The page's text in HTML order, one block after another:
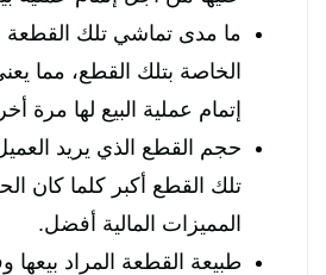
ما مدى تماشي تلك
الخاصة بتلك القطع، مما
إتمام عملية البيع لها مرة
حجم القطع الذي يريد
تلك القطع أكبر كلما كان
المميزات المالية أفضل.
طبيعة القطعة المراد بيعها